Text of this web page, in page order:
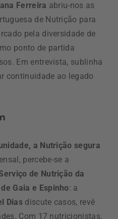
Ferreira abriu-nos as
de Nutrição para
pela diversidade de
ponto de partida
Em entrevista, sublinha
continuidade ao legado
a Nutrição segura
percebe-se a
de Nutrição da
Gaia e Espinho: a
Diasdiscute casos, revê
Com 17 nutricionistas,